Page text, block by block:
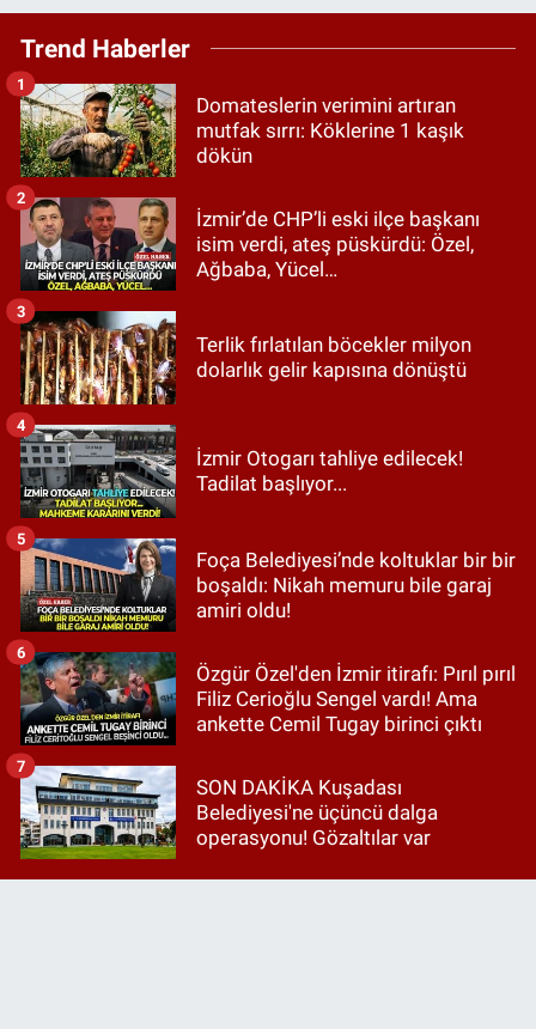
Trend Haberler
Domateslerin verimini artıran
mutfak sırrı: Köklerine 1 kaşık
dökün
1
İzmir’de CHP’li eski ilçe başkanı
isim verdi, ateş püskürdü: Özel,
Ağbaba, Yücel…
2
Terlik fırlatılan böcekler milyon
dolarlık gelir kapısına dönüştü
3
İzmir Otogarı tahliye edilecek!
Tadilat başlıyor...
4
Foça Belediyesi’nde koltuklar bir bir
boşaldı: Nikah memuru bile garaj
amiri oldu!
5
Özgür Özel'den İzmir itirafı: Pırıl pırıl
Filiz Cerioğlu Sengel vardı! Ama
ankette Cemil Tugay birinci çıktı
6
SON DAKİKA Kuşadası
Belediyesi'ne üçüncü dalga
operasyonu! Gözaltılar var
7